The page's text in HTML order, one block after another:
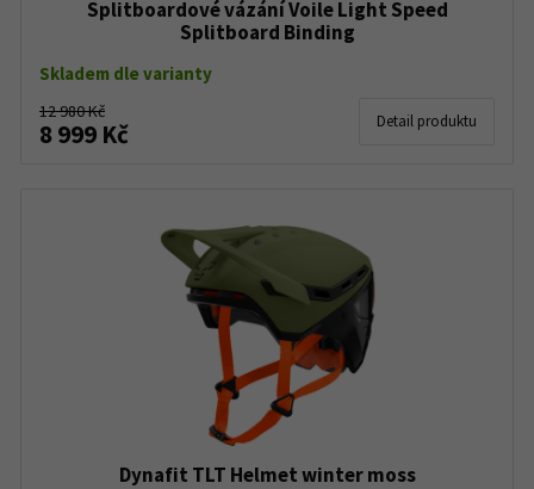
Splitboardové vázání Voile Light Speed
Splitboard Binding
Skladem dle varianty
12 980 Kč
8 999 Kč Detail produktu
Dynafit TLT Helmet winter moss